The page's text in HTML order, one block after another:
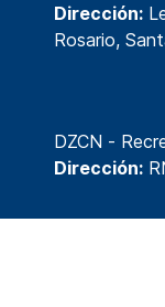
Dirección:
Rosario,
DZCN -
Dirección: